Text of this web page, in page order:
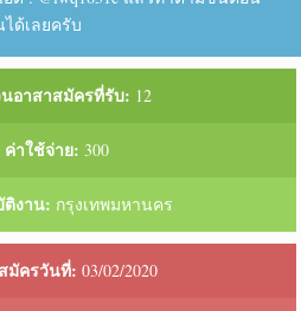
ด้เลยครับ
อาสาสมัครที่รับ: 12
ค่าใช้จ่าย: 300
งาน: กรุงเทพมหานคร
มัครวันที่: 03/02/2020